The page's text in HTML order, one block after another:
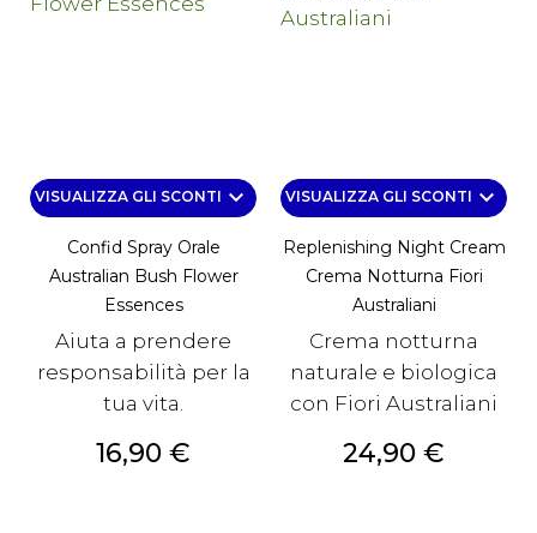
VISUALIZZA GLI SCONTI keyboard_arrow_down
Confid Spray Orale
Australian Bush Flower
Essences
Aiuta a prendere
responsabilità per la
tua vita.
Prezzo
16,90 €
VISUALIZZA GLI SCONTI keyboard_arrow_down
Replenishing Night Cream
Crema Notturna Fiori
Australiani
Crema notturna
naturale e biologica
con Fiori Australiani
Prezzo
24,90 €